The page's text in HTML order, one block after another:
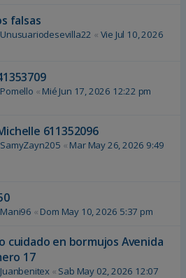
falsas
Unusuariodesevilla22 « Vie Jul 10, 2026
Pomello « Mié Jun 17, 2026 12:22 pm
611352096
SamyZayn205 « Mar May 26, 2026 9:49
Mani96 « Dom May 10, 2026 5:37 pm
cuidado en bormujos Avenida
17
Juanbenitex « Sab May 02, 2026 12:07